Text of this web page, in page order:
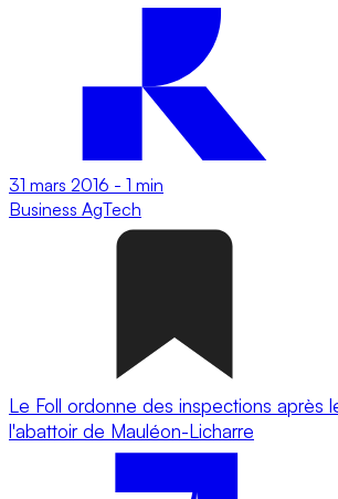
31 mars 2016 - 1 min
Business AgTech
Le Foll ordonne des inspections après
l'abattoir de Mauléon-Licharre